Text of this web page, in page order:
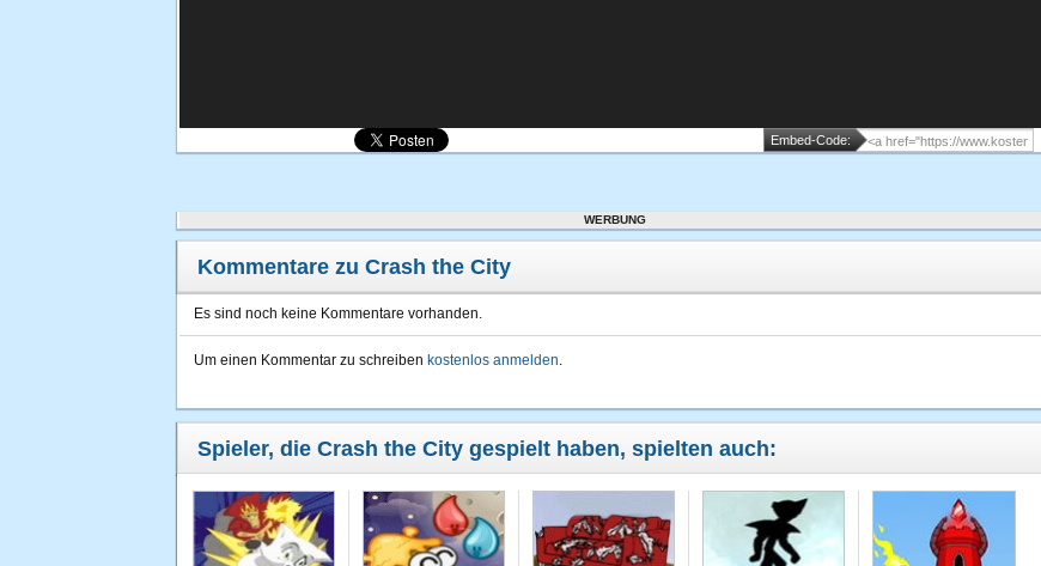
Embed-Code:
WERBUNG
Kommentare zu Crash the City
Es sind noch keine Kommentare vorhanden.
Um einen Kommentar zu schreiben kostenlos anmelden.
Spieler, die Crash the City gespielt haben, spielten auch: